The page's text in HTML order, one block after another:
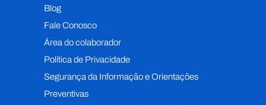
Blog
Fale Conosco
Área do colaborador
Política de Privacidade
Segurança da Informação e Orientações
Preventivas